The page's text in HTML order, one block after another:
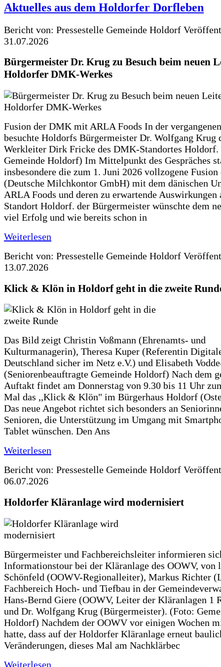
Aktuelles aus dem Holdorfer Dorfleben
Bericht von: Pressestelle Gemeinde Holdorf
31.07.2026
Bürgermeister Dr. Krug zu Besuch beim neuen
Holdorfer DMK-Werkes
Fusion der DMK mit ARLA Foods In der
besuchte Holdorfs Bürgermeister Dr. Wolfgang Krug
Werkleiter Dirk Fricke des DMK-Standortes Holdorf.
Gemeinde Holdorf) Im Mittelpunkt des Gespräches
insbesondere die zum 1. Juni 2026 vollzogene
(Deutsche Milchkontor GmbH) mit dem dänischen
ARLA Foods und deren zu erwartende Auswirkungen
Standort Holdorf. der Bürgermeister wünschte dem
viel Erfolg und wie bereits schon in
Weiterlesen
Bericht von: Pressestelle Gemeinde Holdorf
13.07.2026
Klick & Klön in Holdorf geht in die zweite
Das Bild zeigt Christin Voßmann (Ehrenamts- und
Kulturmanagerin), Theresa Kuper (Referentin
Deutschland sicher im Netz e.V.) und Elisabeth
(Seniorenbeauftragte Gemeinde Holdorf) Nach dem
Auftakt findet am Donnerstag von 9.30 bis 11 Uhr
Mal das ,,Klick & Klön" im Bürgerhaus Holdorf
Das neue Angebot richtet sich besonders an
Senioren, die Unterstützung im Umgang mit
Tablet wünschen. Den Ans
Weiterlesen
Bericht von: Pressestelle Gemeinde Holdorf
06.07.2026
Holdorfer Kläranlage wird modernisiert
Bürgermeister und Fachbereichsleiter informieren
Informationstour bei der Kläranlage des OOWV, von
Schönfeld (OOWV-Regionalleiter), Markus Richter
Fachbereich Hoch- und Tiefbau in der
Hans-Bernd Giere (OOWV, Leiter der Kläranlagen 1
und Dr. Wolfgang Krug (Bürgermeister). (Foto:
Holdorf) Nachdem der OOWV vor einigen Wochen
hatte, dass auf der Holdorfer Kläranlage erneut
Veränderungen, dieses Mal am Nachklärbec
Weiterlesen